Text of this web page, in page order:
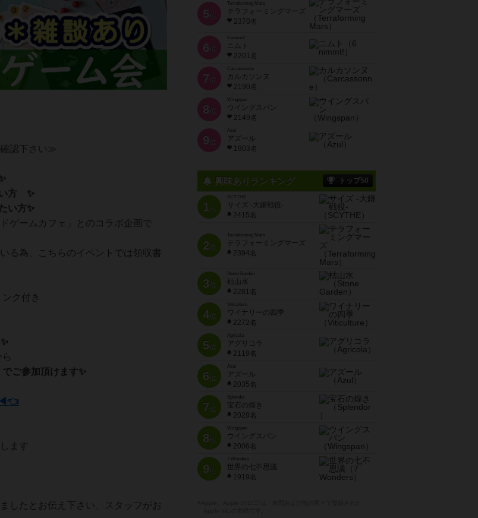
認下さい≫
方 ✨
い方✨
ゲームカフェ」とのコラボ企画で
る為、こちらのイベントでは領収書
ク付き
ご参加頂けます✨
◀👈
ます
したとお伝え下さい、スタッフがお
5 位
Terraforming Mars
テラフォーミングマーズ
2370名
6 位
ニムト
2201名
7 位
Carcassonne
カルカソンヌ
2190名
8 位
Wingspan
ウイングスパン
2149名
9 位
Azul
アズール
1903名
興味ありランキング トップ50
1位
SCYTHE
サイズ -大鎌戦役-
2415名
2位
Terraforming Mars
テラフォーミングマーズ
2394名
3位
Stone Garden
枯山水
2281名
4位
Viticulture
ワイナリーの四季
2272名
5位
Agricola
アグリコラ
2119名
6位
Azul
アズール
2035名
7位
宝石の煌き
2028名
8位
Wingspan
ウイングスパン
2006名
9位
7 Wonders
世界の七不思議
1919名